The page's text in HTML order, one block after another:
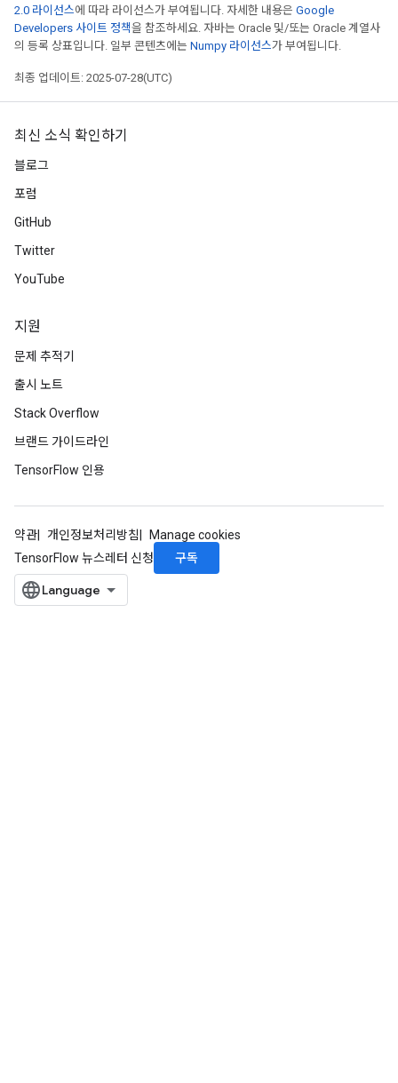
2.0 라이선스에 따라 라이선스가 부여됩니다. 자세한 내용은 Google
Developers 사이트 정책을 참조하세요. 자바는 Oracle 및/또는 Oracle 계열사
의 등록 상표입니다. 일부 콘텐츠에는 Numpy 라이선스가 부여됩니다.
최종 업데이트: 2025-07-28(UTC)
최신 소식 확인하기
블로그
포럼
GitHub
Twitter
YouTube
지원
문제 추적기
출시 노트
Stack Overflow
브랜드 가이드라인
TensorFlow 인용
약관 개인정보처리방침
Manage cookies
TensorFlow 뉴스레터 신청
구독